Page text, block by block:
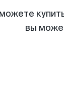
вы